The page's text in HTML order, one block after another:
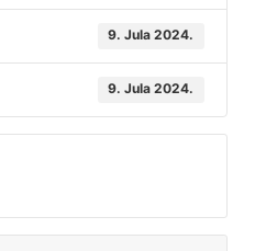
9. Jula 2024.
9. Jula 2024.